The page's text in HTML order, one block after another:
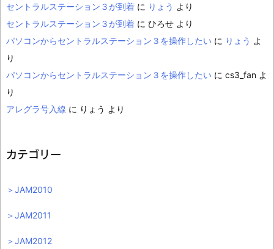
セントラルステーション３が到着 に りょう より
セントラルステーション３が到着 に ひろせ より
パソコンからセントラルステーション３を操作したい に りょう よ
り
パソコンからセントラルステーション３を操作したい に cs3_fan よ
り
アレグラ号入線 に りょう より
カテゴリー
＞JAM2010
＞JAM2011
＞JAM2012